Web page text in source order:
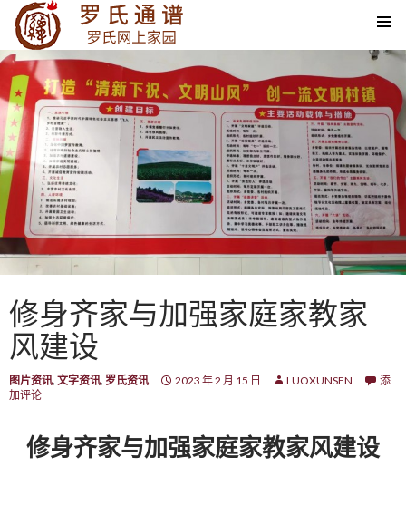
SKIP TO CONTENT
修身齐家与加强家庭家教家
风建设
图片资讯, 文字资讯, 罗氏资讯 2023 年 2 月 15 日 LUOXUNSEN
添
加评论
修身齐家与加强家庭家教家风建设